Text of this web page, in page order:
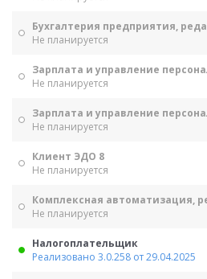
Бухгалтерия предприятия,
Не планируется
Зарплата и управление
Не планируется
Зарплата и управление
Не планируется
Клиент ЭДО 8
Не планируется
Комплексная автоматизация,
Не планируется
Налогоплательщик
Реализовано 3.0.258 от 29.04.2025